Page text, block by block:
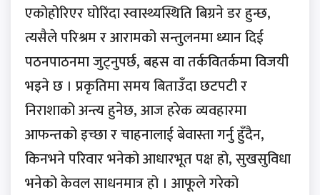
एकोहोरिएर घोरिंदा स्वास्थ्यस्थिति बिग्रने डर हुन्छ,
त्यसैले परिश्रम र आरामको सन्तुलनमा ध्यान दिई
पठनपाठनमा जुट्नुपर्छ, बहस वा तर्कवितर्कमा विजयी
भइने छ । प्रकृतिमा समय बिताउँदा छटपटी र
निराशाको अन्त्य हुनेछ, आज हरेक व्यवहारमा
आफन्तको इच्छा र चाहनालाई बेवास्ता गर्नु हुँदैन,
किनभने परिवार भनेको आधारभूत पक्ष हो, सुखसुविधा
भनेको केवल साधनमात्र हो । आफूले गरेको